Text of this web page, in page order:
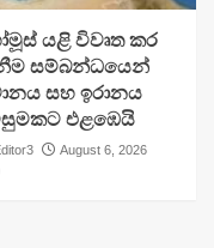
යළි විවෘත කර
සම්බන්ධයෙන්
සහ ඉරානය
එළඹෙයි
August 6, 2026